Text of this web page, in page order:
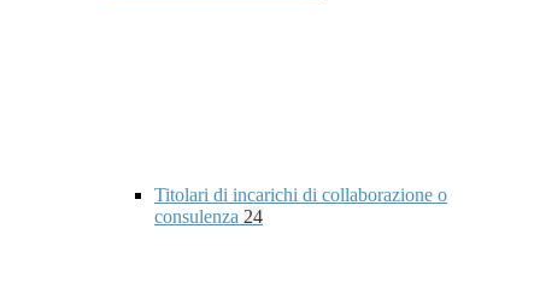
Titolari di incarichi di collaborazione o
consulenza 24